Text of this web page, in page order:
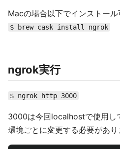
Macの場合以下でインストール
$ brew cask install ngrok
ngrok実行
$ ngrok http 3000
3000は今回localhostで使用し
環境ごとに変更する必要があり